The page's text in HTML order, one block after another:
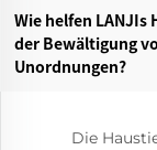
Wie helfen
der Bewältigung
Unordnungen?‌
Die